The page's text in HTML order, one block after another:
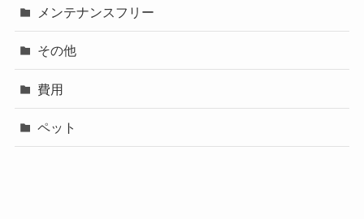
メンテナンスフリー
その他
費用
ペット